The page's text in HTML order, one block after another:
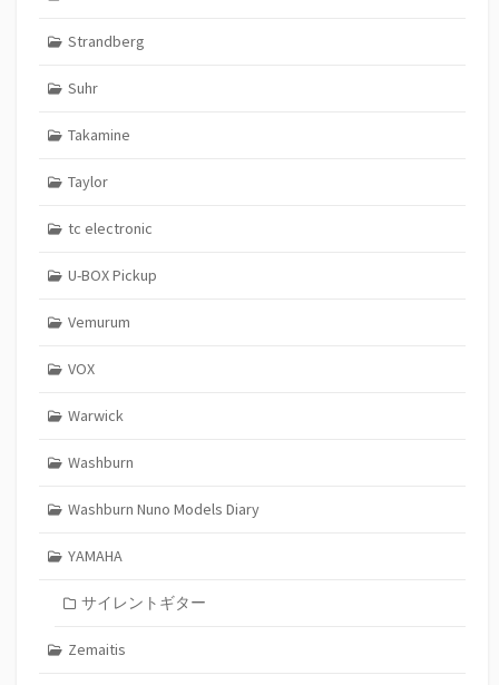
Strandberg
Suhr
Takamine
Taylor
tc electronic
U-BOX Pickup
Vemurum
VOX
Warwick
Washburn
Washburn Nuno Models Diary
YAMAHA
サイレントギター
Zemaitis